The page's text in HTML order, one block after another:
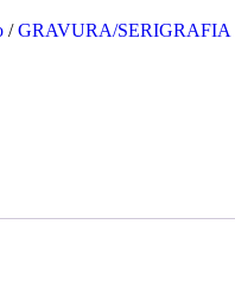
/GRAVURA/SERIGRAFIA